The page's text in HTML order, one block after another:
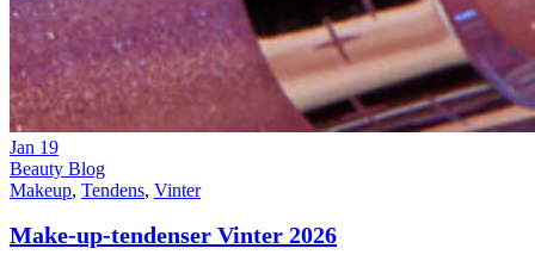
Jan 19
Beauty Blog
Makeup, Tendens, Vinter
Make-up-tendenser Vinter 2026